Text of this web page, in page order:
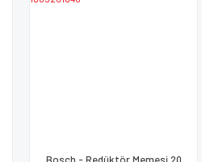
Bosch - Redüktör Memesi 20